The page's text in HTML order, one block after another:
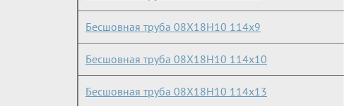
Бесшовная труба 08Х18Н10 114х9
Бесшовная труба 08Х18Н10 114х10
Бесшовная труба 08Х18Н10 114х13